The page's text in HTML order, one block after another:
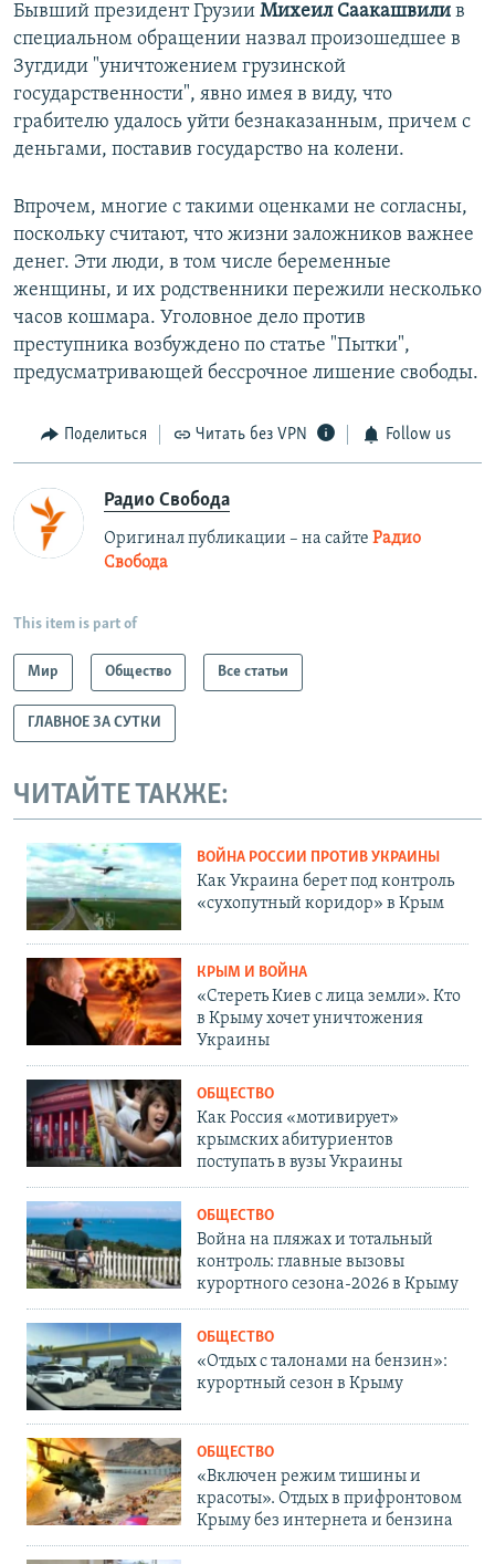
Бывший президент Грузии Михеил Саакашвили в
специальном обращении назвал произошедшее в
Зугдиди "уничтожением грузинской
государственности", явно имея в виду, что
грабителю удалось уйти безнаказанным, причем с
деньгами, поставив государство на колени.
Впрочем, многие с такими оценками не согласны,
поскольку считают, что жизни заложников важнее
денег. Эти люди, в том числе беременные
женщины, и их родственники пережили несколько
часов кошмара. Уголовное дело против
преступника возбуждено по статье "Пытки",
предусматривающей бессрочное лишение свободы.
Поделиться Читать без VPN Follow us
Радио Свобода
Оригинал публикации – на сайте Радио
Свобода
This item is part of
Мир Общество Все статьи
ГЛАВНОЕ ЗА СУТКИ
ЧИТАЙТЕ ТАКЖЕ:
ВОЙНА РОССИИ ПРОТИВ УКРАИНЫ
Как Украина берет под контроль
«сухопутный коридор» в Крым
КРЫМ И ВОЙНА
«Стереть Киев с лица земли». Кто
в Крыму хочет уничтожения
Украины
ОБЩЕСТВО
Как Россия «мотивирует»
крымских абитуриентов
поступать в вузы Украины
ОБЩЕСТВО
Война на пляжах и тотальный
контроль: главные вызовы
курортного сезона-2026 в Крыму
ОБЩЕСТВО
«Отдых с талонами на бензин»:
курортный сезон в Крыму
ОБЩЕСТВО
«Включен режим тишины и
красоты». Отдых в прифронтовом
Крыму без интернета и бензина